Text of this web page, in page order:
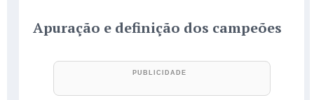
Apuração e definição dos campeões